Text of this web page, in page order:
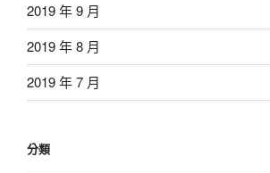
2019 年 9 月
2019 年 8 月
2019 年 7 月
分類